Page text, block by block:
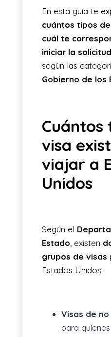
En esta guía te
cuántos tipos
cuál te
iniciar la
según las
Gobierno de los
Cuántos
visa
viajar a
Unidos
Según el
Estado , existen
grupos de visas
Estados Unidos:
Visas de
para